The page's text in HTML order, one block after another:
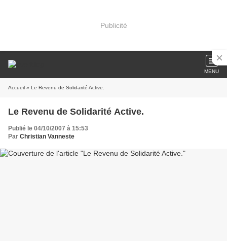
Publicité
MENU
Accueil » Le Revenu de Solidarité Active.
Le Revenu de Solidarité Active.
Publié le 04/10/2007 à 15:53
Par Christian Vanneste